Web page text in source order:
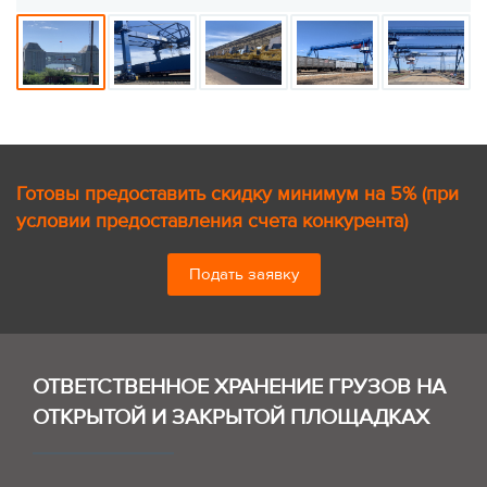
Готовы предоставить скидку минимум на 5% (при
условии предоставления счета конкурента)
Подать заявку
ОТВЕТСТВЕННОЕ ХРАНЕНИЕ ГРУЗОВ НА
ОТКРЫТОЙ И ЗАКРЫТОЙ ПЛОЩАДКАХ